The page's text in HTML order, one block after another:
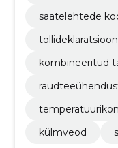
saatelehtede
kombineeritud
külmveod